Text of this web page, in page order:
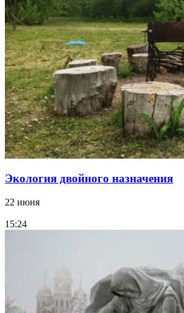
Экология двойного назначения
22 июня
15:24